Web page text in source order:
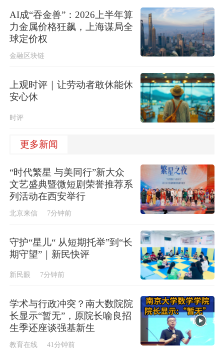
AI成“吞金兽”：2026上半年算
力金属价格狂飙，上海谋局全
球定价权
金融区块链
上观时评｜让劳动者敢休能休
安心休
时评
更多新闻
“时代繁星 与美同行”新大众
文艺盛典暨微短剧荣誉推荐系
列活动在西安举行
北京来信 7分钟前
守护“星儿“ 从短期托举”到“长
期守望”｜新民快评
新民眼 7分钟前
学术与行政冲突？南大数院院
长显示“暂无”，原院长喻良招
生季还座谈强基新生
教育在线 41分钟前